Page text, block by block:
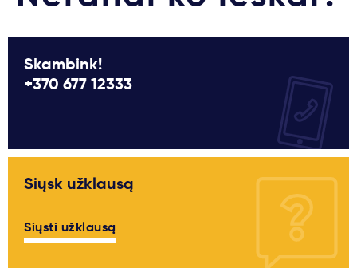
Skambink!
+370 677 12333
Siųsk užklausą
Siųsti užklausą